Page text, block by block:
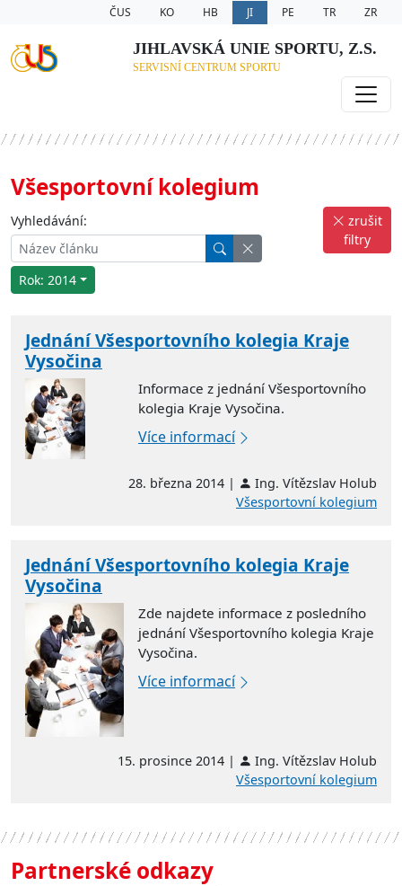
ČUS KO HB JI PE TR ZR
JIHLAVSKÁ UNIE SPORTU, Z.S.
SERVISNÍ CENTRUM SPORTU
Všesportovní kolegium
Vyhledávání:
Rok: 2014
zrušit
filtry
Jednání Všesportovního kolegia Kraje
Vysočina
Informace z jednání Všesportovního
kolegia Kraje Vysočina.
Více informací
28. března 2014 |
Ing. Vítězslav Holub
Všesportovní kolegium
Jednání Všesportovního kolegia Kraje
Vysočina
Zde najdete informace z posledního
jednání Všesportovního kolegia Kraje
Vysočina.
Více informací
15. prosince 2014 |
Ing. Vítězslav Holub
Všesportovní kolegium
Partnerské odkazy